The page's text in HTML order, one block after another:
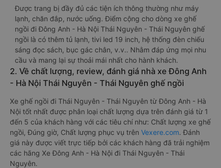
Được trang bị đầy đủ các tiện ích thông thường như máy
lạnh, chăn đắp, nước uống. Điểm cộng cho dòng xe ghế
ngồi đi Đông Anh - Hà Nội Thái Nguyên - Thái Nguyên ghế
ngồi là có thêm tủ lạnh, tivi led 19 inch, hệ thống đèn chiếu
sáng đọc sách, bục gác chân, v.v.. Nhằm đáp ứng mọi nhu
cầu và mang lại sự thoải mái nhất cho hành khách.
2. Về chất lượng, review, đánh giá nhà xe Đông Anh
- Hà Nội Thái Nguyên - Thái Nguyên ghế ngồi
Xe ghế ngồi đi Thái Nguyên - Thái Nguyên từ Đông Anh - Hà
Nội tốt nhất được phân loại chất lượng dựa trên đánh giá từ 1
đến 5 của khách hàng với các tiêu chí như: Chất lượng xe ghế
ngồi, Đúng giờ, Chất lượng phục vụ trên Vexere.com. Đánh
giá này được viết trực tiếp bởi các khách hàng đã trải nghiệm
các hãng Xe Đông Anh - Hà Nội đi Thái Nguyên - Thái
Nguyên.